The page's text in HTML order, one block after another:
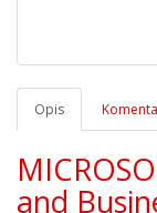
Opis
and